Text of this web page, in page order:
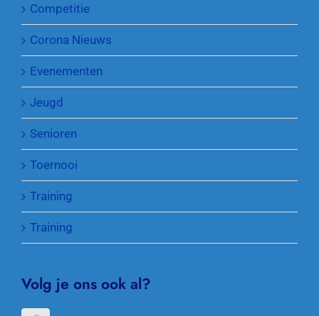
Competitie
Corona Nieuws
Evenementen
Jeugd
Senioren
Toernooi
Training
Training
Volg je ons ook al?